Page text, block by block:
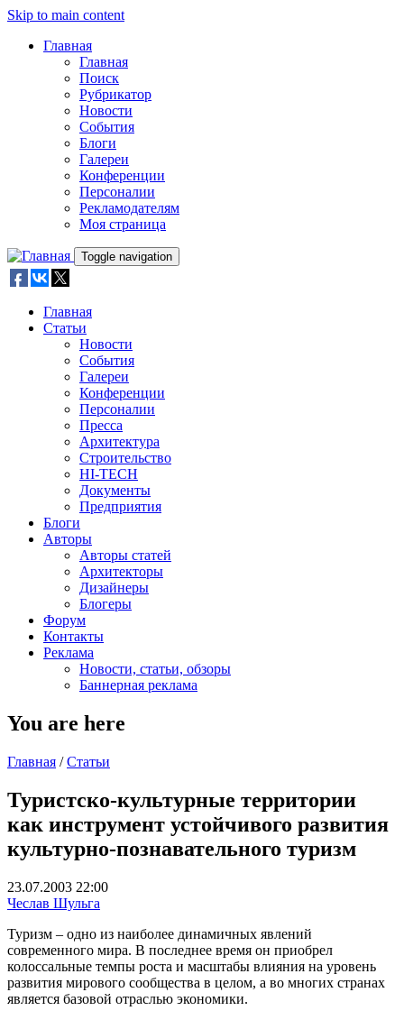
Skip to main content
Главная
Главная
Поиск
Рубрикатор
Новости
События
Блоги
Галереи
Конференции
Персоналии
Рекламодателям
Моя страница
Toggle navigation
Главная
Статьи
Новости
События
Галереи
Конференции
Персоналии
Пресса
Архитектура
Строительство
HI-TECH
Документы
Предприятия
Блоги
Авторы
Авторы статей
Архитекторы
Дизайнеры
Блогеры
Форум
Контакты
Реклама
Новости, статьи, обзоры
Баннерная реклама
You are here
Главная / Статьи
Туристско-культурные территории
как инструмент устойчивого развития
культурно-познавательного туризм
23.07.2003 22:00
Чеслав Шульга
Туризм – одно из наиболее динамичных явлений
современного мира. В последнее время он приобрел
колоссальные темпы роста и масштабы влияния на уровень
развития мирового сообщества в целом, а во многих странах
является базовой отраслью экономики.